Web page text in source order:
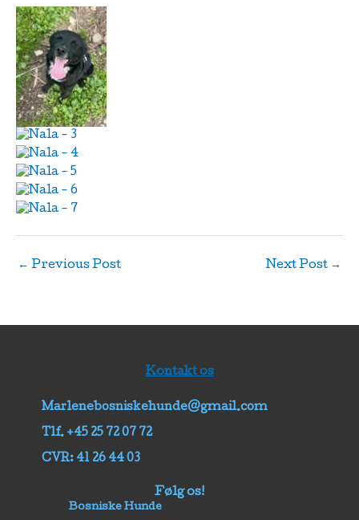
← Previous Post Next Post →
Kontakt os
Marlenebosniskehunde@gmail.com
Tlf. +45 25 72 07 72
CVR: 41 26 44 03
Følg os!
Bosniske Hunde